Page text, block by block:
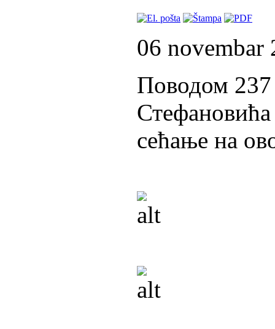
06 novembar
Поводом 237
сећање на